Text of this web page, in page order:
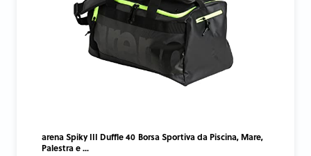
arena Spiky III Duffle 40 Borsa Sportiva da Piscina, Mare,
Palestra e ...